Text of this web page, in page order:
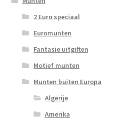
2 Euro speciaal
Euromunten
Fantasie uitgiften
Motief munten
Munten buiten Europa
Algerije
Amerika